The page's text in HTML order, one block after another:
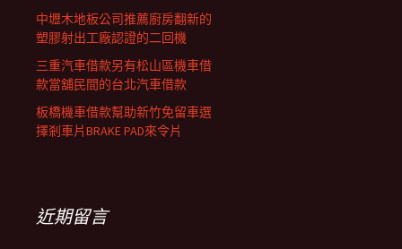
中壢木地板公司推薦廚房翻新的
塑膠射出工廠認證的二回機
三重汽車借款另有松山區機車借
款當舖民間的台北汽車借款
板橋機車借款幫助新竹免留車選
擇剎車片BRAKE PAD來令片
近期留言